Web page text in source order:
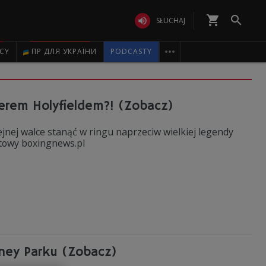
 SŁUCHAJ shopping_cart 
ПР ДЛЯ УКРАЇНИ PODCASTY 
Holyfieldem?! (Zobacz)
walce stanąć w ringu naprzeciw wielkiej legendy
boxingnews.pl
Parku (Zobacz)